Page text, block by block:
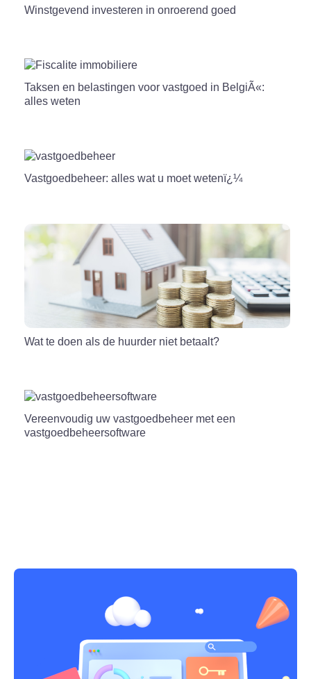
Winstgevend investeren in onroerend goed
Taksen en belastingen voor vastgoed in BelgiÃ«:
alles weten
Vastgoedbeheer: alles wat u moet wetenï¿¼
Wat te doen als de huurder niet betaalt?
Vereenvoudig uw vastgoedbeheer met een
vastgoedbeheersoftware